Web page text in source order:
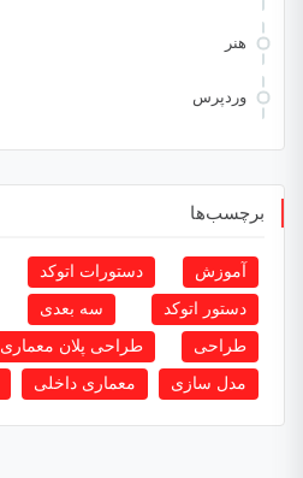
هنر
وردپرس
برچسب‌ها
آموزش دستورات اتوکد
دستور اتوکد سه بعدی
طراحی طراحی پلان معماری
مدل سازی معماری داخلی